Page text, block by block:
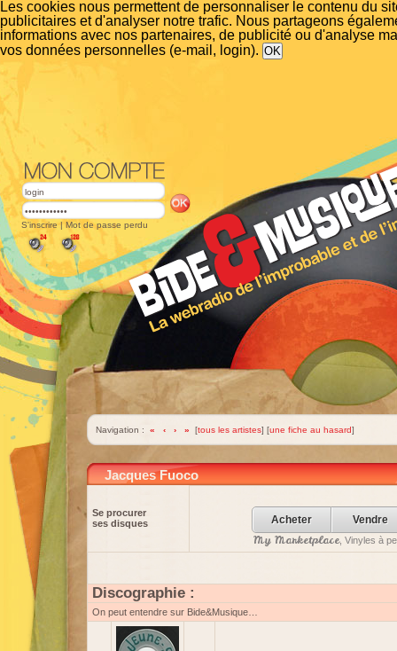
Les cookies nous permettent de personnaliser le contenu du
publicitaires et d'analyser notre trafic. Nous partageons
informations avec nos partenaires, de publicité ou d'analyse
vos données personnelles (e-mail, login).
S'inscrire | Mot de passe perdu
Navigation : « ‹ › » [tous les artistes] [une fiche au hasard]
Jacques Fuoco
Se procurer
ses disques
Acheter Vendre
My Marketplace, Vinyles à
Discographie :
On peut entendre sur Bide&Musique…